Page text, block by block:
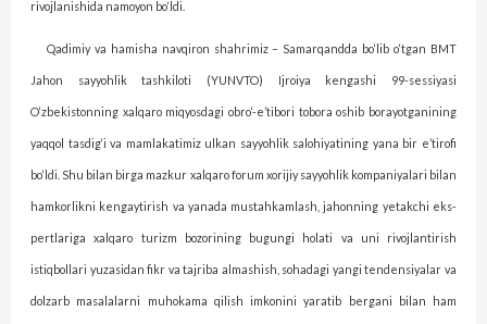
rivojlanishida namoyon bo‘ldi.
Qadimiy va hamisha navqiron shahrimiz – Samarqandda bo‘lib o‘tgan BMT
Jahon sayyohlik tashkiloti (YUNVTO) Ijroiya kengashi 99-sessiyasi
O‘zbekistonning xalqaro ­miq­yos­­dagi obro‘-e’tibori tobora oshib borayotganining
yaqqol tasdig‘i va mamlakatimiz ulkan sayyohlik salohiyatining yana bir e’tirofi
bo‘ldi. Shu bilan birga mazkur xalqaro forum xorijiy sayyohlik kompaniyalari bilan
hamkorlikni kengaytirish va yanada mustahkamlash, jahonning yetakchi eks­
pertlariga xalqaro turizm bozorining bugungi holati va uni rivojlantirish
istiqbollari yuzasidan fikr va tajriba almashish, sohadagi yangi tendensiyalar va
dolzarb masalalarni muhokama qilish imkonini yaratib bergani bilan ham